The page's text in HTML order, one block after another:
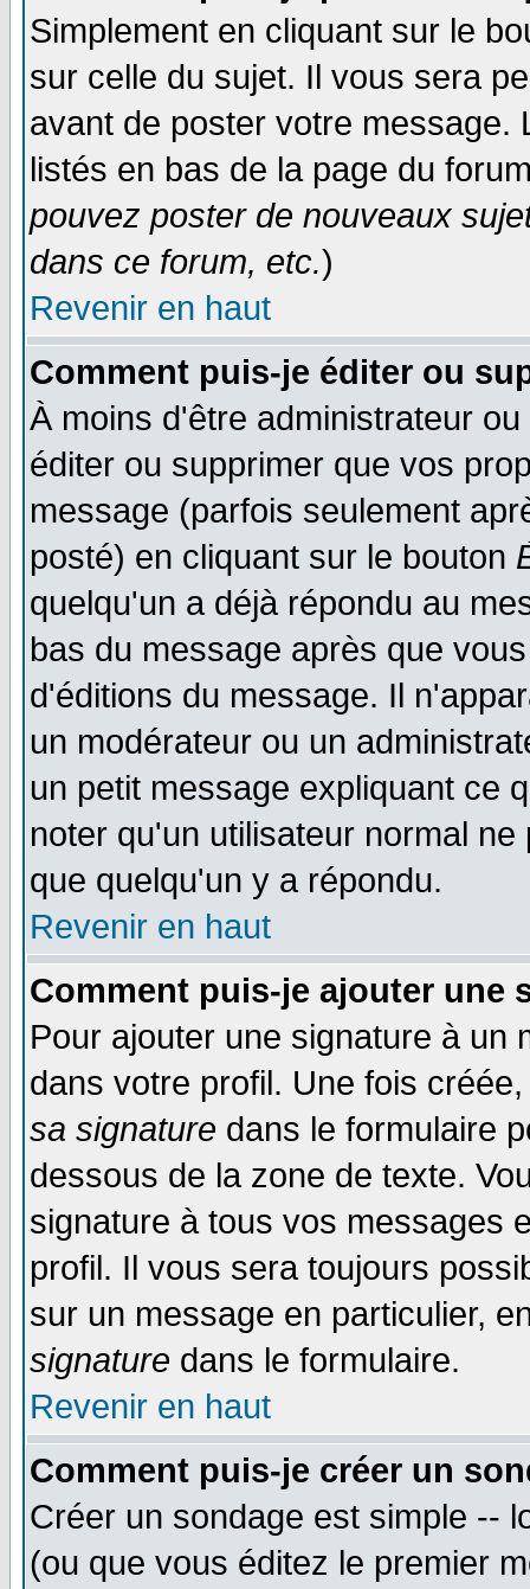
Simplement en cliquant sur le
sur celle du sujet. Il vous sera
avant de poster votre
listés en bas de la page du
pouvez poster de nouveaux
dans ce forum, etc.)
Revenir en haut
Comment puis-je éditer ou
À moins d'être administrateur
éditer ou supprimer que vos
message (parfois seulement
posté) en cliquant sur le bouton
quelqu'un a déjà répondu au
bas du message après que
d'éditions du message. Il
un modérateur ou un
un petit message expliquant ce
noter qu'un utilisateur normal
que quelqu'un y a répondu.
Revenir en haut
Comment puis-je ajouter une
Pour ajouter une signature à un
dans votre profil. Une fois
sa signature dans le formulaire
dessous de la zone de texte.
signature à tous vos messages
profil. Il vous sera toujours
sur un message en particulier,
signature dans le formulaire.
Revenir en haut
Comment puis-je créer un
Créer un sondage est simple --
(ou que vous éditez le premier